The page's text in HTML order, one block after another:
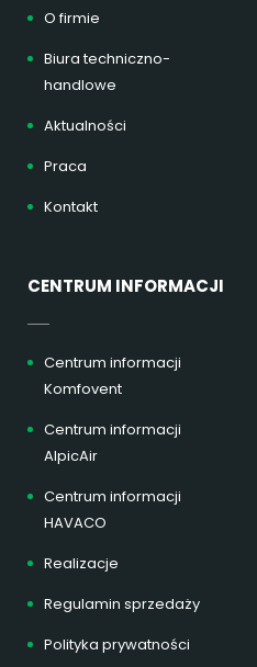
O firmie
Biura techniczno-
handlowe
Aktualności
Praca
Kontakt
CENTRUM INFORMACJI
Centrum informacji
Komfovent
Centrum informacji
AlpicAir
Centrum informacji
HAVACO
Realizacje
Regulamin sprzedaży
Polityka prywatności